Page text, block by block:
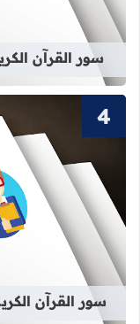
سور القرآن
سور القرآن